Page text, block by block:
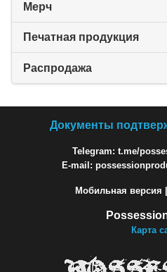
Мерч
Печатная продукция
Распродажа
Документы
Telegram: t.me/
E-mail:
Мобильная версия |
Карта